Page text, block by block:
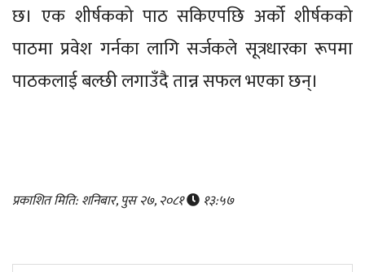
छ। एक शीर्षकको पाठ सकिएपछि अर्को शीर्षकको
पाठमा प्रवेश गर्नका लागि सर्जकले सूत्रधारका रूपमा
पाठकलाई बल्छी लगाउँदै तान्न सफल भएका छन्।
प्रकाशित मिति: शनिबार, पुस २७, २०८१ १३:५७